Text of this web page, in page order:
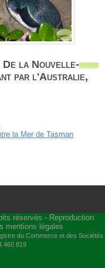
De la Nouvelle-
par l'Australie,
la Mer de Tasman
réservés - Reproduction
mentions légales
du Commerce et des Sociétés
460 819